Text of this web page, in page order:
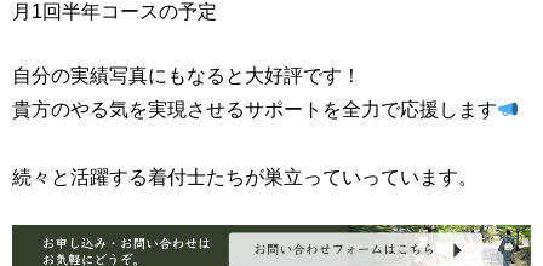
月1回半年コースの予定
自分の実績写真にもなると大好評です！
貴方のやる気を実現させるサポートを全力で応援します
続々と活躍する着付士たちが巣立っていっています。